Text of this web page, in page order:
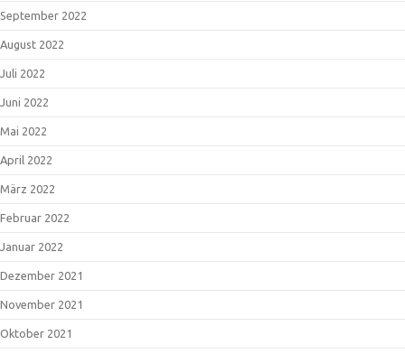
September 2022
August 2022
Juli 2022
Juni 2022
Mai 2022
April 2022
März 2022
Februar 2022
Januar 2022
Dezember 2021
November 2021
Oktober 2021